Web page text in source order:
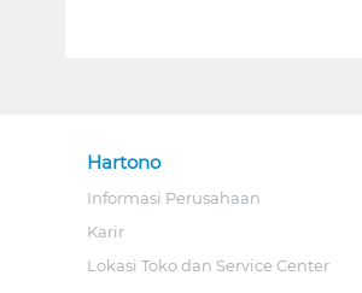
Hartono
Informasi Perusahaan
Karir
Lokasi Toko dan Service Center